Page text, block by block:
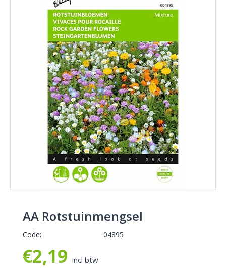
AA Rotstuinmengsel
Code: 04895
€2,19 incl btw